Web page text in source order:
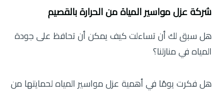
شركة عزل مواسير المياة من الحرارة بالقصيم
هل سبق لك أن تساءلت كيف يمكن أن تحافظ على جودة
المياه في منازلنا؟
هل فكرت يومًا في أهمية عزل مواسير المياه لحمايتها من